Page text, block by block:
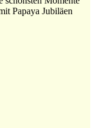
Papaya Jubiläen